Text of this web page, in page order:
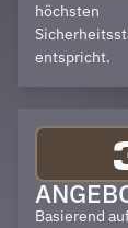
höchsten
entspricht.
Basierend